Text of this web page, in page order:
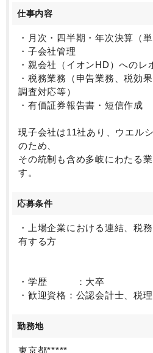
影響力の与える立ち位置で、
を中心とする海外への展開を
す。
2025年12月の資本提携により
す。それに伴い、子会社数も
務に手を動かしつつも管理し
ております。経理部門は北海
へ異動より、東京に在籍しつ
連携も期待しています。
イオングループにおいて存在
変革している法人において、
仕事内容
・月次・四半期・年次決算（
・子会社管理
・親会社（イオンHD）へのレ
・税務業務（申告業務、税効
調査対応等）
・有価証券報告書・短信作成
現子会社は11社あり、ウエル
のため、
その統制も含め多岐にわたる
す。
応募条件
・上場企業における連結、税
有する方
・学歴 ：大卒
・歓迎資格：公認会計士、税
勤務地
東京都*****